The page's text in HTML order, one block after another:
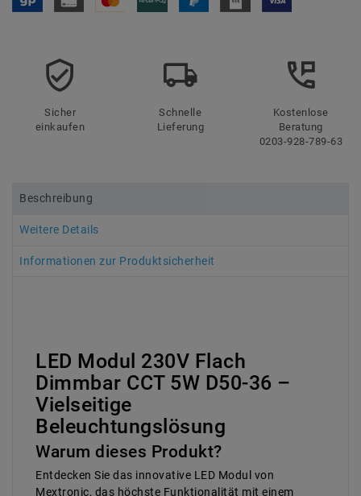
Sicher
einkaufen
Schnelle
Lieferung
Kostenlose
Beratung
0203-928-789-63
Beschreibung
Weitere Details
Informationen zur Produktsicherheit
LED Modul 230V Flach
Dimmbar CCT 5W D50-36 –
Vielseitige
Beleuchtungslösung
Warum dieses Produkt?
Entdecken Sie das innovative LED Modul von
Mextronic, das höchste Funktionalität mit einem